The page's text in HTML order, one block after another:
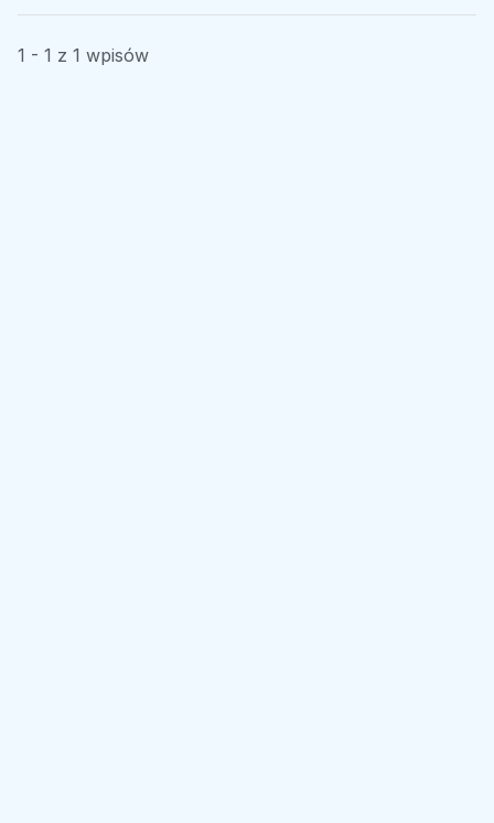
1 - 1 z 1 wpisów